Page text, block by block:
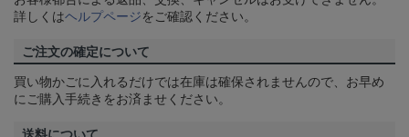
詳しくはヘルプページをご確認ください。
ご注文の確定について
買い物かごに入れるだけでは在庫は確保されませんので、お早め
にご購入手続きをお済ませください。